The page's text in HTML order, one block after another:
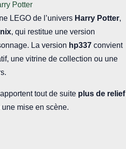
Potter
LEGO de l’univers Harry Potter,
, qui restitue une version
La version hp337 convient
une vitrine de collection ou une
tout de suite plus de relief
une mise en scène.